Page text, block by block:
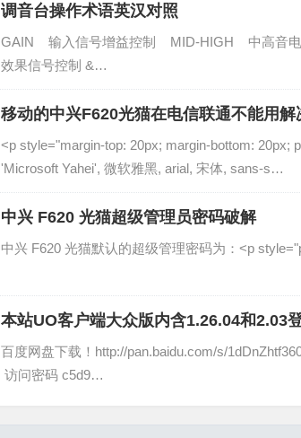
技巧吧!1、直射式全频音箱尽量避免界面反射…
调音台操作术语英汉对照
GAIN 输入信号增益控制 MID-HIGH 中高
效果信号控制 &…
移动的中兴F620光猫在电信联通不能用解
˂p style="margin-top: 20px; margin-bottom: 20px;
'Microsoft Yahei', 微软雅黑, arial, 宋体, sans-s…
中兴 F620 光猫超级管理员密码破解
中兴 F620 光猫默认的超级管理密码为：˂p
本站UO客户端大众版内含1.26.04和2.03
百度网盘下载！http://pan.baidu.com/s/
访问密码 c5d9…